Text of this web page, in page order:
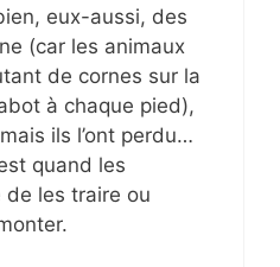
eux-aussi, des
(car les animaux
de cornes sur la
à chaque pied),
ils l’ont perdu…
quand les
de les traire ou